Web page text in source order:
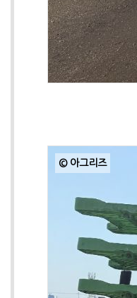
© 아그리즈